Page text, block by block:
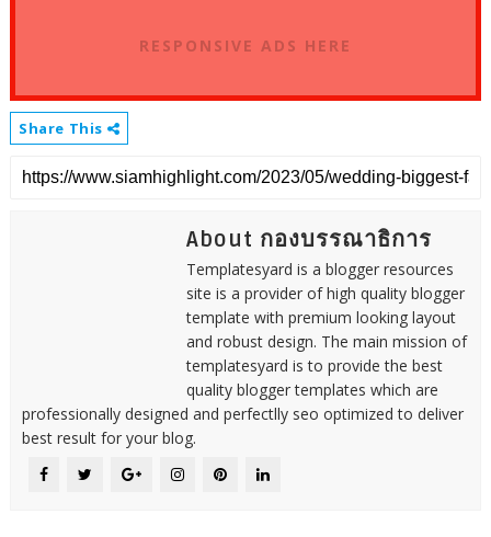
RESPONSIVE ADS HERE
Share This
About กองบรรณาธิการ
Templatesyard is a blogger resources
site is a provider of high quality blogger
template with premium looking layout
and robust design. The main mission of
templatesyard is to provide the best
quality blogger templates which are
professionally designed and perfectlly seo optimized to deliver
best result for your blog.